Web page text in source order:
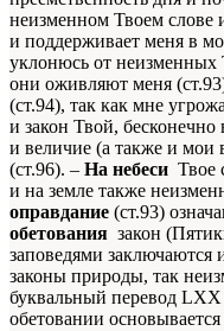
неизменном Твоем
и поддерживает меня в
уклонюсь от неизменных
они оживляют меня
(ст.94), так как мне
и закон Твой,
и величие (а также и мои
(ст.96). – На небеси
Твое
и на земле также
оправдание (ст.93)
обетования
закон
заповедями заключаются
законы природы, так
буквальный перевод LXX
обетовании